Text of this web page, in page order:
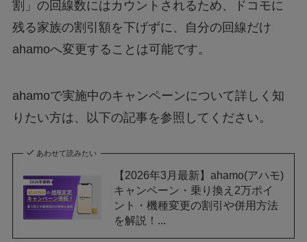
割」の回線数にはカウントされるため、ドコモに
残る家族の割引額を下げずに、自分の回線だけ
ahamoへ変更することは可能です。
ahamoで実施中のキャンペーンについて詳しく知
りたい方は、以下の記事を参照してください。
あわせて読みたい
【2026年3月最新】ahamo(アハモ)
キャンペーン・乗り換え2万ポイ
ント・機種変更の割引や併用方法
を解説！...